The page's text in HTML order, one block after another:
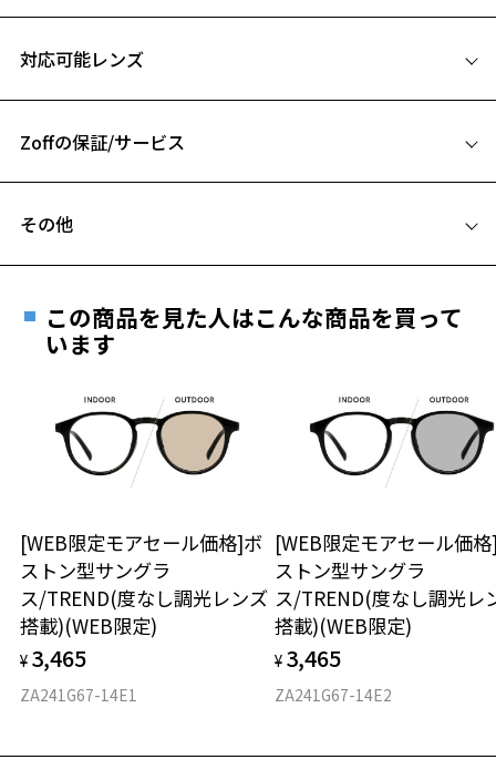
【デザイン】
男性人気のバネ丁番を搭載したスクエア型のメタルフレーム。
ZY232G19-14F1：定番で使いやすいブラック。
アタッチメントをつければ、通勤時にもしっかり紫外線対策ができま
す。
※商品番号：ZY241G03 以外の商品を着けることはできません。
※柄や色味の出方に個体差があり、画像と異なる場合がございます。
＜商品に関する注意事項＞
※フロントアタッチメントは｢カラーレンズ｣になりますので、本体の
レンズは｢透明レンズ｣がおすすめです。
※フロントアタッチメントのレンズを交換することはできません。
B ブリッジ(鼻部分)の横幅：16mm
仕上がり寸法
D 仕上がりの横幅：約143mm
E 仕上がりの縦幅：約37mm
対応可能レンズ
フレームとレンズの合計料金を知りたい方へ
Zoffの保証/サービス
安心1 フレーム１年間品質保証
日または発送日より１年間修理又は交換させて頂
きます。
※保証期間内に交換が行われた場合、保証期間は初期の期間から
延長されません。
安心2 視力測定無料
視力の変化を早めに発見するために、定期的な視
力測定をおすすめいたします。
安心3 かかり具合調整無料
その他
ご希望のお客さまは、「レンズ交換券」をお選びのうえ、
最寄りのZoff実店舗にてレンズをお買い求めください。
※サングラスやパッケージ品では「レンズ交換券」はお選び
談ください。
オンラインストアでフレームのみ購入して、
実店舗で度付きにできます
ご購入時に「レンズ交換券」をお選びいただくと、実店舗で
度数を測定のうえ、度付きレンズ（標準セットレンズ）へ無
料交換いただけます。
詳しくはこちら
この商品を見た人はこんな商品を買って
います
[WEB限定モアセール価格]ボ
ストン型サングラ
ス/TREND(度なし調光レンズ
搭載)(WEB限定)
¥ 3,465
ZA241G67-14E1
[WEB限定モアセール価
ストン型サングラ
ス/TREND(度なし調光レ
搭載)(WEB限定)
¥ 3,465
ZA241G67-14E2